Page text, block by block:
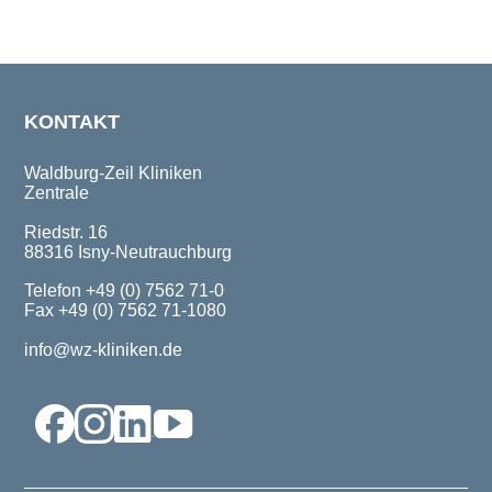
KONTAKT
Waldburg-Zeil Kliniken
Zentrale
Riedstr. 16
88316 Isny-Neutrauchburg
Telefon +49 (0) 7562 71-0
Fax +49 (0) 7562 71-1080
info@wz-kliniken.de